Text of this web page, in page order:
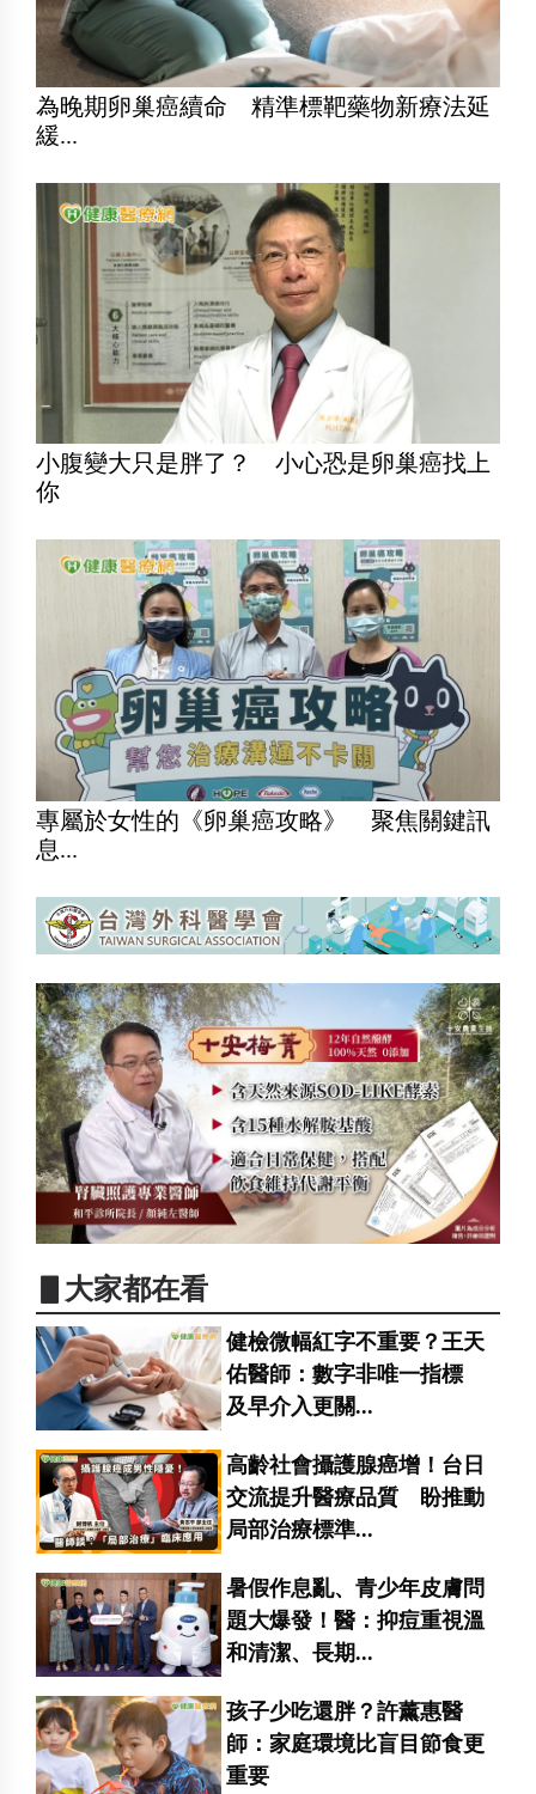
為晚期卵巢癌續命 精準標靶藥物新療法延
緩...
小腹變大只是胖了？ 小心恐是卵巢癌找上
你
專屬於女性的《卵巢癌攻略》 聚焦關鍵訊
息...
▋大家都在看
健檢微幅紅字不重要？王天
佑醫師：數字非唯一指標
及早介入更關...
高齡社會攝護腺癌增！台日
交流提升醫療品質 盼推動
局部治療標準...
暑假作息亂、青少年皮膚問
題大爆發！醫：抑痘重視溫
和清潔、長期...
孩子少吃還胖？許薰惠醫
師：家庭環境比盲目節食更
重要